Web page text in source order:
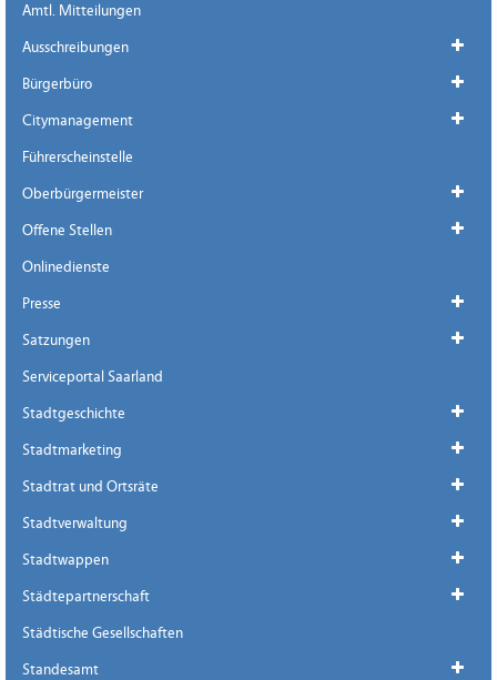
Amtl. Mitteilungen
Ausschreibungen
Bürgerbüro
Citymanagement
Führerscheinstelle
Oberbürgermeister
Offene Stellen
Onlinedienste
Presse
Satzungen
Serviceportal Saarland
Stadtgeschichte
Stadtmarketing
Stadtrat und Ortsräte
Stadtverwaltung
Stadtwappen
Städtepartnerschaft
Städtische Gesellschaften
Standesamt